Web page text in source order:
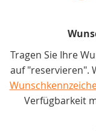
Tragen Sie Ihre
auf "reservieren".
Verfügbarkeit